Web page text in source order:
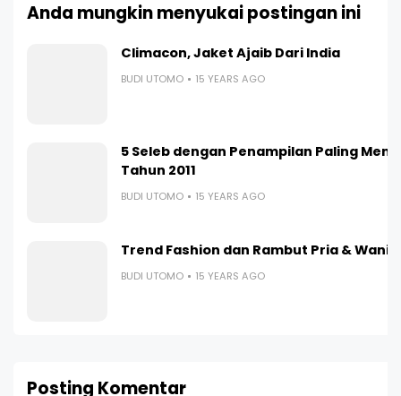
Anda mungkin menyukai postingan ini
Climacon, Jaket Ajaib Dari India
BUDI UTOMO 15 YEARS AGO
5 Seleb dengan Penampilan Paling
Tahun 2011
BUDI UTOMO 15 YEARS AGO
Trend Fashion dan Rambut Pria &
BUDI UTOMO 15 YEARS AGO
Posting Komentar